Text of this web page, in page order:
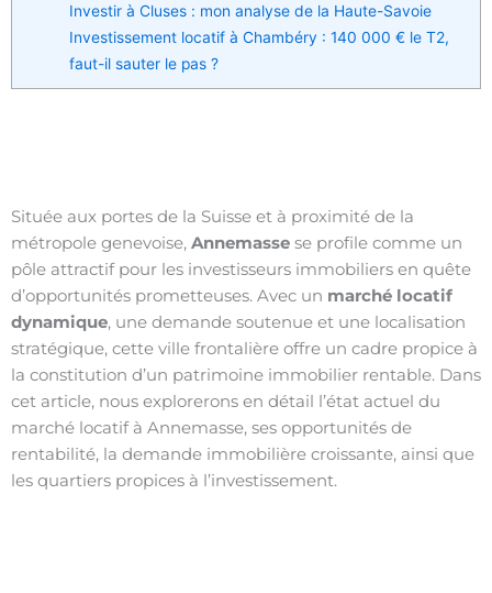
Investir à Cluses : mon analyse de la Haute-Savoie
Investissement locatif à Chambéry : 140 000 € le T2,
faut-il sauter le pas ?
Située aux portes de la Suisse et à proximité de la
métropole genevoise, Annemasse se profile comme un
pôle attractif pour les investisseurs immobiliers en quête
d’opportunités prometteuses. Avec un marché locatif
dynamique, une demande soutenue et une localisation
stratégique, cette ville frontalière offre un cadre propice à
la constitution d’un patrimoine immobilier rentable. Dans
cet article, nous explorerons en détail l’état actuel du
marché locatif à Annemasse, ses opportunités de
rentabilité, la demande immobilière croissante, ainsi que
les quartiers propices à l’investissement.